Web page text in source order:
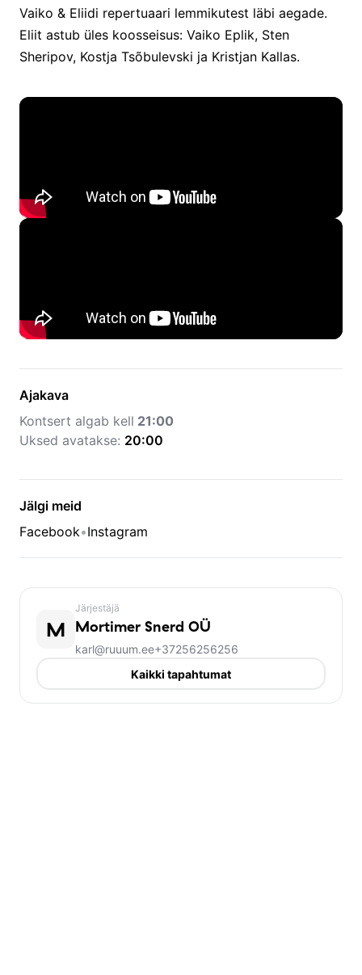
Vaiko & Eliidi repertuaari lemmikutest läbi aegade.
Eliit astub üles koosseisus: Vaiko Eplik, Sten
Sheripov, Kostja Tsõbulevski ja Kristjan Kallas.
Ajakava
Kontsert algab kell 21:00
Uksed avatakse: 20:00
Jälgi meid
Facebook•Instagram
M
Järjestäjä
Mortimer Snerd OÜ
karl@ruuum.ee+37256256256
Kaikki tapahtumat